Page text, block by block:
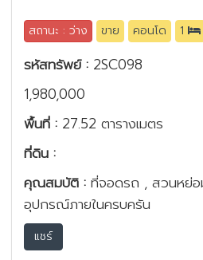
สถานะ : ว่าง ขาย คอนโด 1
รหัสทรัพย์ : 2SC098
1,980,000
พื้นที่ : 27.52 ตารางเมตร
ที่ดิน :
คุณสมบัติ : ที่จอดรถ , สวนหย่อ
อุปกรณ์ภายในครบครัน
แชร์